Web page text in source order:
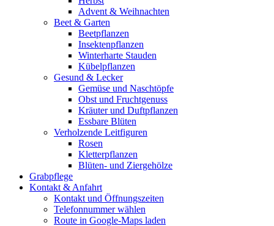
Advent & Weihnachten
Beet & Garten
Beetpflanzen
Insektenpflanzen
Winterharte Stauden
Kübelpflanzen
Gesund & Lecker
Gemüse und Naschtöpfe
Obst und Fruchtgenuss
Kräuter und Duftpflanzen
Essbare Blüten
Verholzende Leitfiguren
Rosen
Kletterpflanzen
Blüten- und Ziergehölze
Grabpflege
Kontakt & Anfahrt
Kontakt und Öffnungszeiten
Telefonnummer wählen
Route in Google-Maps laden